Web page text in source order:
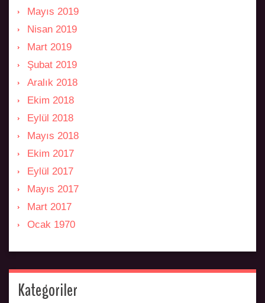
Mayıs 2019
Nisan 2019
Mart 2019
Şubat 2019
Aralık 2018
Ekim 2018
Eylül 2018
Mayıs 2018
Ekim 2017
Eylül 2017
Mayıs 2017
Mart 2017
Ocak 1970
Kategoriler